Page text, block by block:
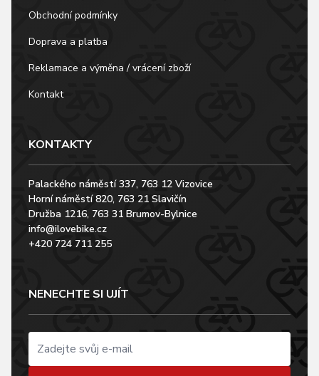
Obchodní podmínky
Doprava a platba
Reklamace a výměna / vrácení zboží
Kontakt
KONTAKTY
Palackého náměstí 337, 763 12 Vizovice
Horní náměstí 820, 763 21 Slavičín
Družba 1216, 763 31 Brumov-Bylnice
info@ilovebike.cz
+420 724 711 255
NENECHTE SI UJÍT